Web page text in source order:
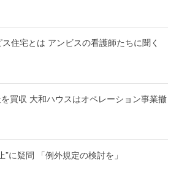
ス住宅とは アンビスの看護師たちに聞く
買収 大和ハウスはオペレーション事業撤
”に疑問 「例外規定の検討を」